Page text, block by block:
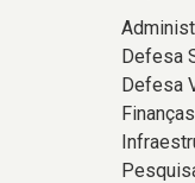
Defesa
Defesa